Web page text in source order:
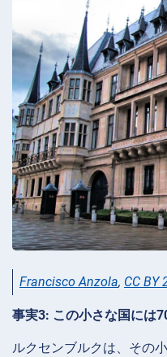
Francisco Anzola, CC BY
事実3: この小さな国には
ルクセンブルクは、その